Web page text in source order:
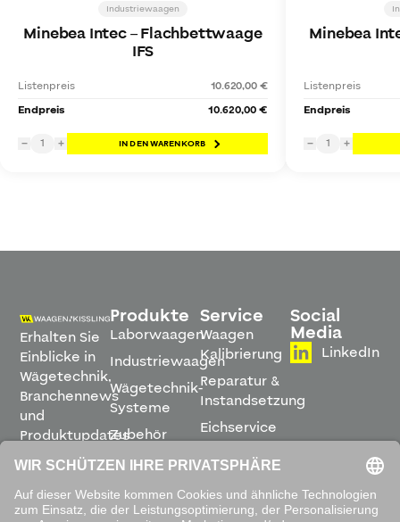
Industriewaagen
Minebea Intec–Flachbettwaage
IFS
Listenpreis
10.620,00 €
Endpreis
10.620,00 €
− 1 + IN DEN WARENKORB
Minebea
Listenpreis
Endpreis
− 1 +
Erhalten Sie
Einblicke in
Wägetechnik,
Branchennews
und
Produktupdates
direkt in
Ihren
Posteingang.
Produkte
Laborwaagen
Industriewaagen
Wägetechnik-
Systeme
Zubehör
Software
Service
Waagen
Kalibrierung
Reparatur &
Instandsetzung
Eichservice
Montage &
Inbetriebnahme
Leihwaagen
Social
Media
LinkedIn